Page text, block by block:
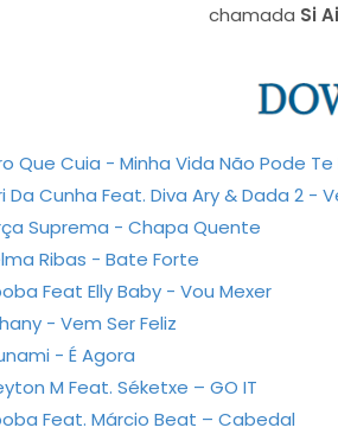
chamada Si
Que Cuia - Minha Vida Não Pode Te
Da Cunha Feat. Diva Ary & Dada 2 -
Suprema - Chapa Quente
Ribas - Bate Forte
Feat Elly Baby - Vou Mexer
- Vem Ser Feliz
- É Agora
M Feat. Séketxe – GO IT
Feat. Márcio Beat – Cabedal